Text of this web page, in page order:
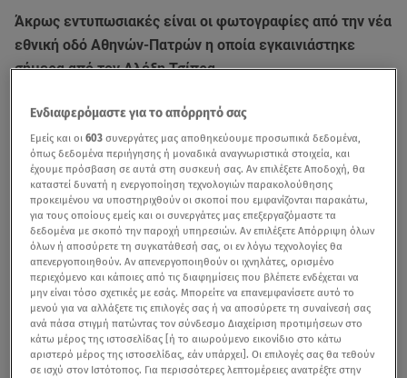
Άκρως εντυπωσιακές είναι οι φωτογραφίες από την νέα
εθνική οδό Αθηνών-Πατρών η οποία εγκαινιάστηκε
σήμερα από τον Αλέξη Τσίπρα.
ΔΙΑΒΑΣΤΕ ΕΠΙΣΗΣ:Εγκαινίασε την Κορίνθου-Πατρών ο
Τσίπρας: Ανοίγει ο δρόμος για να βγούμε από την κρίση
Ενδιαφερόμαστε για το απόρρητό σας
Εμείς και οι603 συνεργάτες μας αποθηκεύουμε προσωπικά δεδομένα,
όπως δεδομένα περιήγησης ή μοναδικά αναγνωριστικά στοιχεία, και
έχουμε πρόσβαση σε αυτά στη συσκευή σας. Αν επιλέξετε Αποδοχή, θα
καταστεί δυνατή η ενεργοποίηση τεχνολογιών παρακολούθησης
προκειμένου να υποστηριχθούν οι σκοποί που εμφανίζονται παρακάτω,
για τους οποίους εμείς και οι συνεργάτες μας επεξεργαζόμαστε τα
δεδομένα με σκοπό την παροχή υπηρεσιών. Αν επιλέξετε Απόρριψη όλων
όλων ή αποσύρετε τη συγκατάθεσή σας, οι εν λόγω τεχνολογίες θα
απενεργοποιηθούν. Αν απενεργοποιηθούν οι ιχνηλάτες, ορισμένο
περιεχόμενο και κάποιες από τις διαφημίσεις που βλέπετε ενδέχεται να
μην είναι τόσο σχετικές με εσάς. Μπορείτε να επανεμφανίσετε αυτό το
μενού για να αλλάξετε τις επιλογές σας ή να αποσύρετε τη συναίνεσή σας
ανά πάσα στιγμή πατώντας τον σύνδεσμο Διαχείριση προτιμήσεων στο
κάτω μέρος της ιστοσελίδας [ή το αιωρούμενο εικονίδιο στο κάτω
αριστερό μέρος της ιστοσελίδας, εάν υπάρχει]. Οι επιλογές σας θα τεθούν
σε ισχύ στον Ιστότοπος. Για περισσότερες λεπτομέρειες ανατρέξτε στην